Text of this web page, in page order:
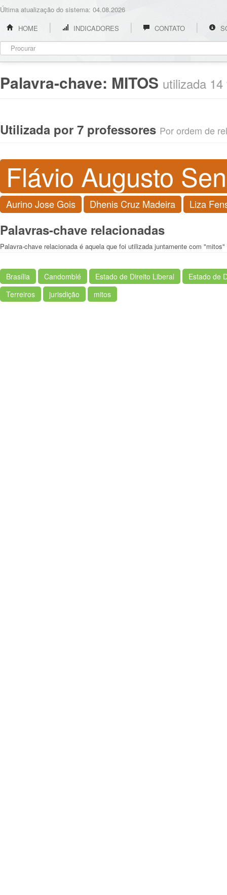
Última atualização do sistema: 04.08.2026
HOME
INDICADORES CONTATO
Palavra-chave: MITOS utilizada
Utilizada por 7 professores Por ordem de
Flávio Augusto
Aurino Jose Gois Dhenis Cruz Madeira Liza
Palavras-chave relacionadas
Palavra-chave relacionada é aquela que foi utilizada juntamente com "mitos"
Brasília Candomblé Estado de Direito Liberal
Estado de
Terreiros
jurisdição mitos